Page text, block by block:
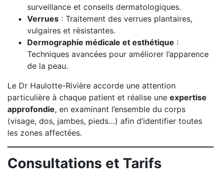
surveillance et conseils dermatologiques.
Verrues : Traitement des verrues plantaires,
vulgaires et résistantes.
Dermographie médicale et esthétique :
Techniques avancées pour améliorer l’apparence
de la peau.
Le Dr Haulotte-Rivière accorde une attention
particulière à chaque patient et réalise une expertise
approfondie, en examinant l’ensemble du corps
(visage, dos, jambes, pieds…) afin d’identifier toutes
les zones affectées.
Consultations et Tarifs